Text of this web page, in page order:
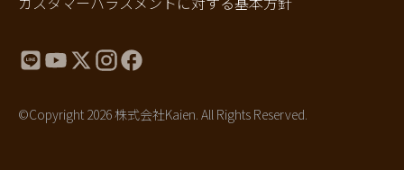
©Copyright 2026 株式会社Kaien. All Rights Reserved.